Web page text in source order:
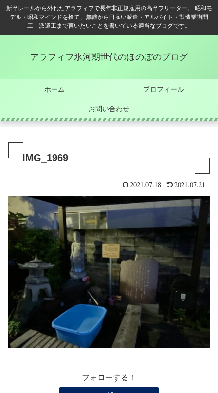
新卒レールから外れたアラフィフで長年非正規雇用の高卒フリーター。 昭和モ
デル・昭和マインドを捨て、無職から日雇い派遣・アルバイト・製造業期間
工・派遣工まで言いたいことを書いている適当なブログです。
アラフィフ氷河期世代のほのぼのブログ
ホーム プロフィール
お問い合わせ
IMG_1969
2021.07.18 2021.07.21
フォローする！